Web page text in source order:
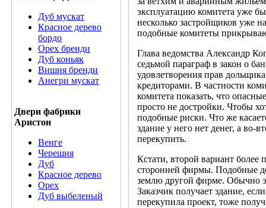
Дуб мускат
Красное дерево
бордо
Орех бренди
Дуб коньяк
Вишня бренди
Анегри мускат
Двери фабрики
Аристон
Венге
Черешня
Дуб
Красное дерево
Орех
Дуб выбеленый
эксплуатацию комитета уже
несколько застройщиков уже
подобные комитеты
Глава ведомства Александр
седьмой параграф в закон о
удовлетворения прав
кредиторами. В частности
комитета показать, что
просто не достройки. Чтобы
подобные риски. Что же
здание у него нет денег, а во-
перекупить.
Кстати, второй вариант более
сторонней фирмы. Подобные
землю другой фирме. Обычно
Заказчик получает здание,
перекупила проект, тоже